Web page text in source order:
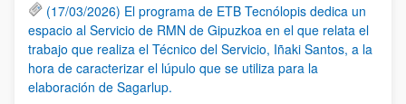
(17/03/2026) El programa de ETB Tecnólopis dedica un
espacio al Servicio de RMN de Gipuzkoa en el que relata el
trabajo que realiza el Técnico del Servicio, Iñaki Santos, a la
hora de caracterizar el lúpulo que se utiliza para la
elaboración de Sagarlup.